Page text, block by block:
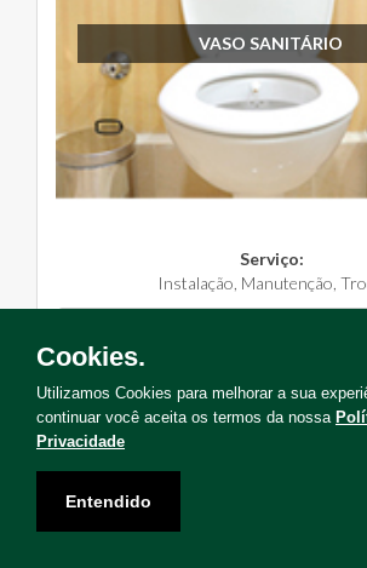
VASO SANITÁRIO
Serviço:
Instalação, Manutenção,
Solicite uma visita para levantamento
Cookies.
Utilizamos Cookies para melhorar a sua
continuar você aceita os termos da nossa
Privacidade
Entendido